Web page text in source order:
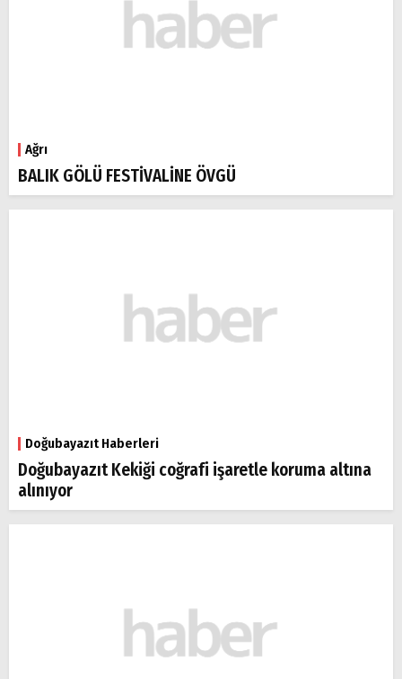
Ağrı
BALIK GÖLÜ FESTİVALİNE ÖVGÜ
Doğubayazıt Haberleri
Doğubayazıt Kekiği coğrafi işaretle koruma altına
alınıyor